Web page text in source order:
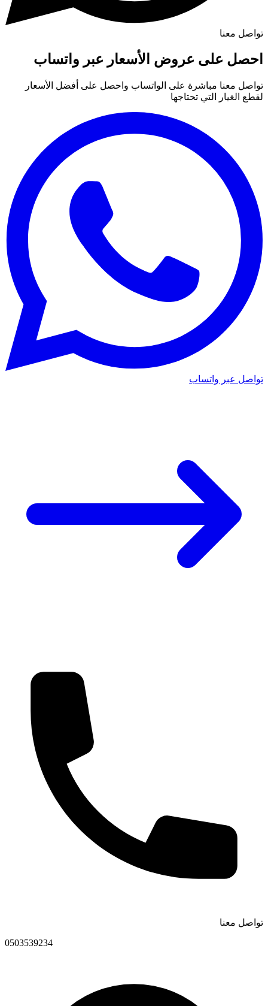
تواصل معنا
احصل على عروض الأسعار عبر واتساب
تواصل معنا مباشرة على الواتساب واحصل على أفضل الأسعار
لقطع الغيار التي تحتاجها
تواصل عبر واتساب
تواصل معنا
0503539234